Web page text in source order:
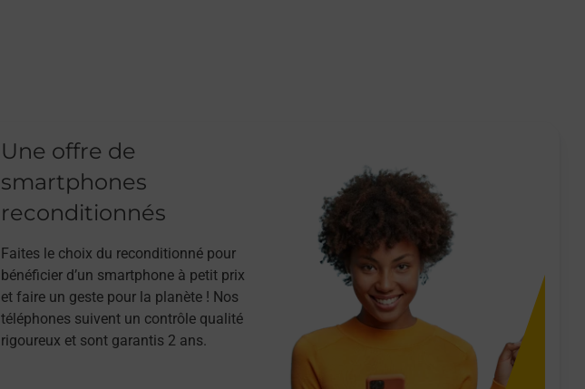
Une offre de
smartphones
reconditionnés
Faites le choix du reconditionné pour
bénéficier d’un smartphone à petit prix
et faire un geste pour la planète ! Nos
téléphones suivent un contrôle qualité
rigoureux et sont garantis 2 ans.